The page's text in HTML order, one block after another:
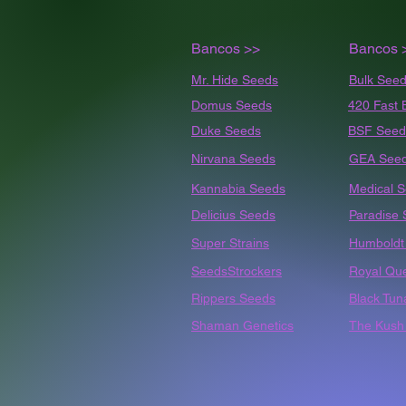
Bancos >> Bancos
Mr. Hide Seeds
Domus Seeds
Duke Seeds
Nirvana Seeds
Kannabia Seeds
Delicius Seeds
Super Strains
SeedsStrockers
Rippers Seeds
Shaman Genetics
Bulk
420 Fast
BSF
GEA
Medical
Paradise
Humboldt
Royal
Black
The